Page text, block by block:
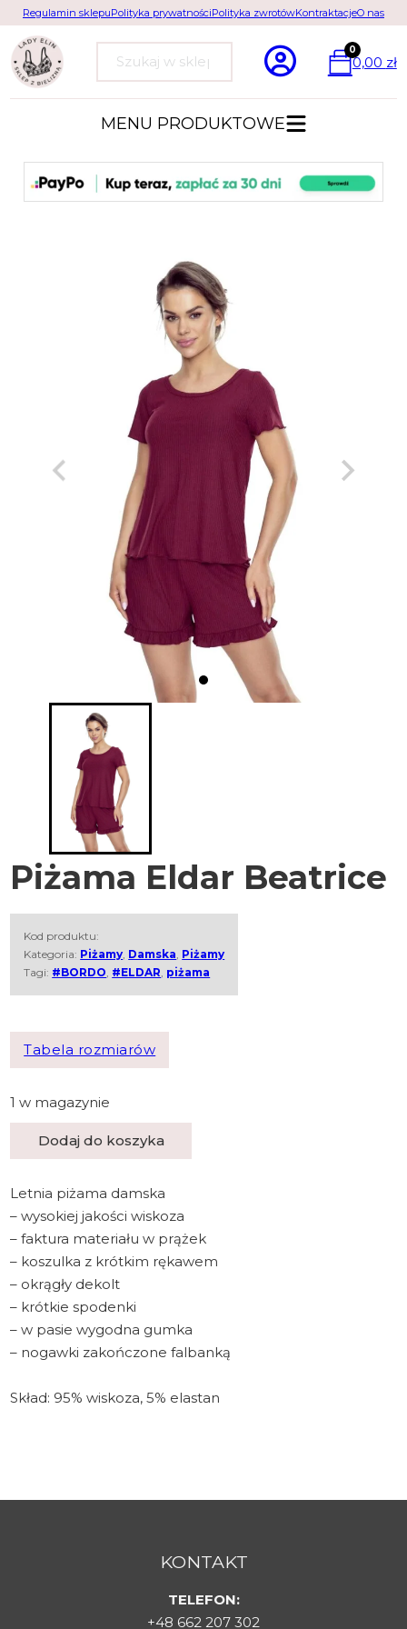
Regulamin sklepuPolityka prywatnościPolityka zwrotówKontraktacjeO nas
Szukaj
0
0,00 zł
MENU PRODUKTOWE
Piżama Eldar Beatrice
Kod produktu:
Kategoria: Piżamy Damska Piżamy
Tagi: #BORDO #ELDAR piżama
Tabela rozmiarów
1 w magazynie
ilość Piżama Eldar Beatrice
Dodaj do koszyka
Letnia piżama damska
– wysokiej jakości wiskoza
– faktura materiału w prążek
– koszulka z krótkim rękawem
– okrągły dekolt
– krótkie spodenki
– w pasie wygodna gumka
– nogawki zakończone falbanką
Skład: 95% wiskoza, 5% elastan
KONTAKT
TELEFON:
+48 662 207 302